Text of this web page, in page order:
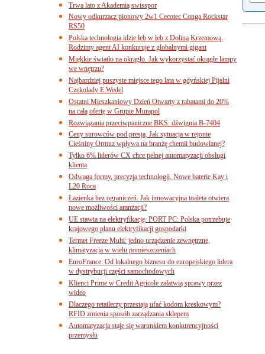
Trwa lato z Akademią swisspor
Nowy odkurzacz pionowy 2w1 Cecotec Conga Rockstar
RS50
Polska technologia idzie łeb w łeb z Doliną Krzemową.
Rodzimy agent AI konkuruje z globalnymi gigant
Miękkie światło na okrągło. Jak wykorzystać okrągłe lampy
we wnętrzu?
Najbardziej puszyste miejsce tego lata w gdyńskiej Pijalni
Czekolady E.Wedel
Ostatni Mieszkaniowy Dzień Otwarty z rabatami do 20%
na całą ofertę w Grupie Murapol
Rozwiązania przeciwpaniczne BKS: dźwignia B-7404
Ceny surowców pod presją. Jak sytuacja w rejonie
Cieśniny Ormuz wpływa na branżę chemii budowlanej?
Tylko 6% liderów CX chce pełnej automatyzacji obsługi
klienta
Odwaga formy, precyzja technologii. Nowe baterie Kay i
L20 Roca
Łazienka bez ograniczeń. Jak innowacyjna toaleta otwiera
nowe możliwości aranżacji?
UE stawia na elektryfikację. PORT PC: Polska potrzebuje
krajowego planu elektryfikacji gospodarki
Termet Freeze Multi: jedno urządzenie zewnętrzne,
klimatyzacja w wielu pomieszczeniach
EuroFrance: Od lokalnego biznesu do europejskiego lidera
w dystrybucji części samochodowych
Klienci Prime w Credit Agricole załatwią sprawy przez
wideo
Dlaczego retailerzy przestają ufać kodom kreskowym?
RFID zmienia sposób zarządzania sklepem
Automatyzacja staje się warunkiem konkurencyjności
przemysłu